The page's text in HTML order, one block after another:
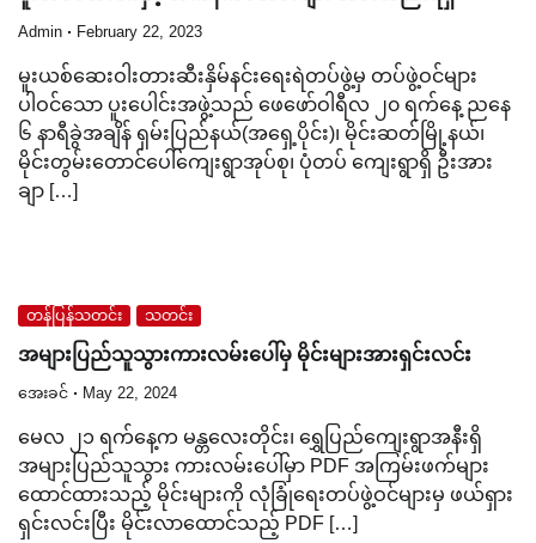
Admin February 22, 2023
မူးယစ်ဆေးဝါးတားဆီးနှိမ်နင်းရေးရဲတပ်ဖွဲ့မှ တပ်ဖွဲ့ဝင်များ
ပါဝင်သော ပူးပေါင်းအဖွဲ့သည် ဖေဖော်ဝါရီလ ၂၀ ရက်နေ့ ညနေ
၆ နာရီခွဲအချိန် ရှမ်းပြည်နယ်(အရှေ့ပိုင်း)၊ မိုင်းဆတ်မြို့နယ်၊
မိုင်းတွမ်းတောင်ပေါ်ကျေးရွာအုပ်စု၊ ပုံတပ် ကျေးရွာရှိ ဦးအား
ချာ […]
တန်ပြန်သတင်း သတင်း
အများပြည်သူသွားကားလမ်းပေါ်မှ မိုင်းများအားရှင်းလင်း
အေးခင် May 22, 2024
မေလ ၂၁ ရက်နေ့က မန္တလေးတိုင်း၊ ရွှေပြည်ကျေးရွာအနီးရှိ
အများပြည်သူသွား ကားလမ်းပေါ်မှာ PDF အကြမ်းဖက်များ
ထောင်ထားသည့် မိုင်းများကို လုံခြုံရေးတပ်ဖွဲ့ဝင်များမှ ဖယ်ရှား
ရှင်းလင်းပြီး မိုင်းလာထောင်သည့် PDF […]